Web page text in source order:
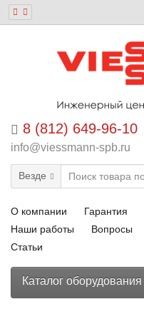
8 (812) 649-96-10
info@viessmann-spb.ru
Везде
О компании Гарантия
Наши работы
Вопросы
Статьи
Каталог оборудования